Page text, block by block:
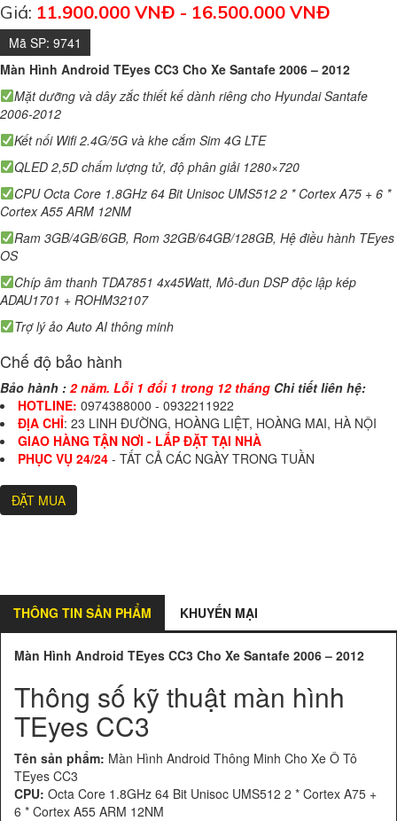
Giá: 11.900.000 VNĐ - 16.500.000 VNĐ
Mã SP: 9741
Màn Hình Android TEyes CC3 Cho Xe Santafe 2006 – 2012
Mặt dưỡng và dây zắc thiết kế dành riêng cho Hyundai Santafe
2006-2012
Kết nối Wifi 2.4G/5G và khe cắm Sim 4G LTE
QLED 2,5D chấm lượng tử, độ phân giải 1280×720
CPU Octa Core 1.8GHz 64 Bit Unisoc UMS512 2 * Cortex A75 + 6 *
Cortex A55 ARM 12NM
Ram 3GB/4GB/6GB, Rom 32GB/64GB/128GB, Hệ điều hành TEyes
OS
Chíp âm thanh TDA7851 4x45Watt, Mô-đun DSP độc lập kép
ADAU1701 + ROHM32107
Trợ lý ảo Auto AI thông minh
Chế độ bảo hành
Bảo hành : 2 năm. Lỗi 1 đổi 1 trong 12 tháng Chi tiết liên hệ:
HOTLINE: 0974388000 - 0932211922
ĐỊA CHỈ: 23 LINH ĐƯỜNG, HOÀNG LIỆT, HOÀNG MAI, HÀ NỘI
GIAO HÀNG TẬN NƠI - LẮP ĐẶT TẠI NHÀ
PHỤC VỤ 24/24 - TẤT CẢ CÁC NGÀY TRONG TUẦN
ĐẶT MUA
THÔNG TIN SẢN PHẨM KHUYẾN MẠI
Màn Hình Android TEyes CC3 Cho Xe Santafe 2006 – 2012
Thông số kỹ thuật màn hình
TEyes CC3
Tên sản phẩm: Màn Hình Android Thông Minh Cho Xe Ô Tô
TEyes CC3
CPU: Octa Core 1.8GHz 64 Bit Unisoc UMS512 2 * Cortex A75 +
6 * Cortex A55 ARM 12NM